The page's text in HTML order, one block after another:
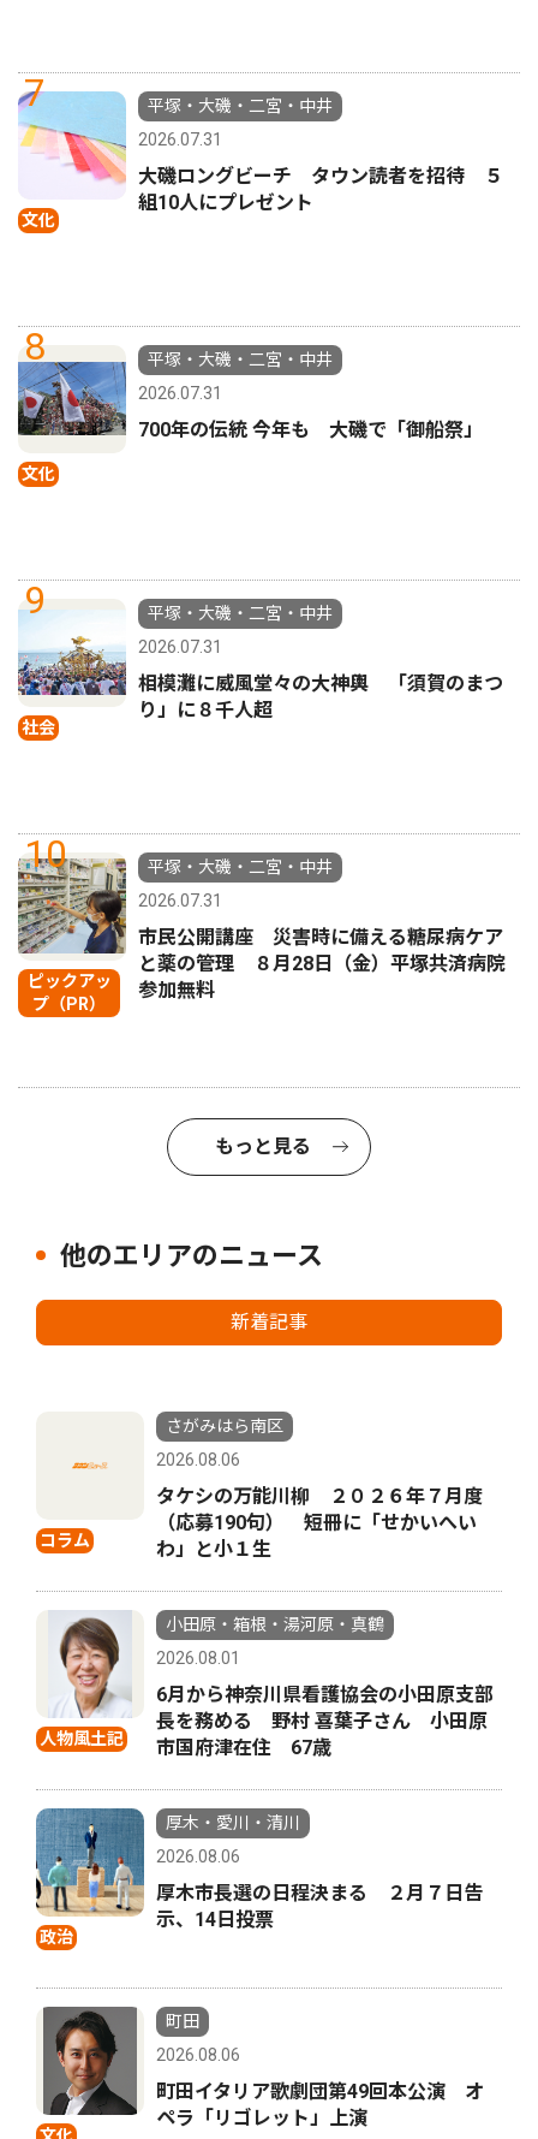
7
文化
平塚・大磯・二宮・中井
2026.07.31
大磯ロングビーチ タウン読者を招待 ５
組10人にプレゼント
8
文化
平塚・大磯・二宮・中井
2026.07.31
700年の伝統 今年も 大磯で「御船祭」
9
社会
平塚・大磯・二宮・中井
2026.07.31
相模灘に威風堂々の大神輿 「須賀のまつ
り」に８千人超
10
ピックアッ
プ（PR）
平塚・大磯・二宮・中井
2026.07.31
市民公開講座 災害時に備える糖尿病ケア
と薬の管理 ８月28日（金）平塚共済病院
参加無料
もっと見る
他のエリアのニュース
新着記事
コラム
さがみはら南区
2026.08.06
タケシの万能川柳 ２０２６年７月度
（応募190句） 短冊に「せかいへい
わ」と小１生
人物風土記
小田原・箱根・湯河原・真鶴
2026.08.01
6月から神奈川県看護協会の小田原支部
長を務める 野村 喜葉子さん 小田原
市国府津在住 67歳
政治
厚木・愛川・清川
2026.08.06
厚木市長選の日程決まる ２月７日告
示、14日投票
文化
町田
2026.08.06
町田イタリア歌劇団第49回本公演 オ
ペラ「リゴレット」上演